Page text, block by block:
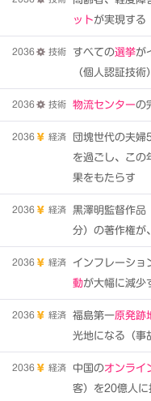
ットが実現する
2036 技術 すべての選挙が
（個人認証技術）
2036 技術 物流センターの
2036 経済 団塊世代の夫婦
を過ごし、この
果をもたらす
2036 経済 黒澤明監督作品「
分）の著作権が
2036 経済 インフレーショ
動が大幅に減少
2036 経済 福島第一原発跡
光地になる（事
2036 経済 中国のオンライ
客）を20億人に